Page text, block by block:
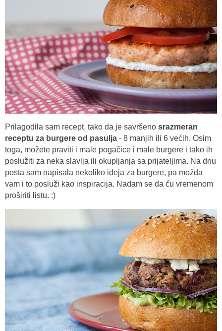
Prilagodila sam recept, tako da je savršeno srazmeran
receptu za burgere od pasulja - 8 manjih ili 6 većih. Osim
toga, možete praviti i male pogačice i male burgere i tako ih
poslužiti za neka slavlja ili okupljanja sa prijateljima. Na dnu
posta sam napisala nekoliko ideja za burgere, pa možda
vam i to posluži kao inspiracija. Nadam se da ću vremenom
proširiti listu. :)